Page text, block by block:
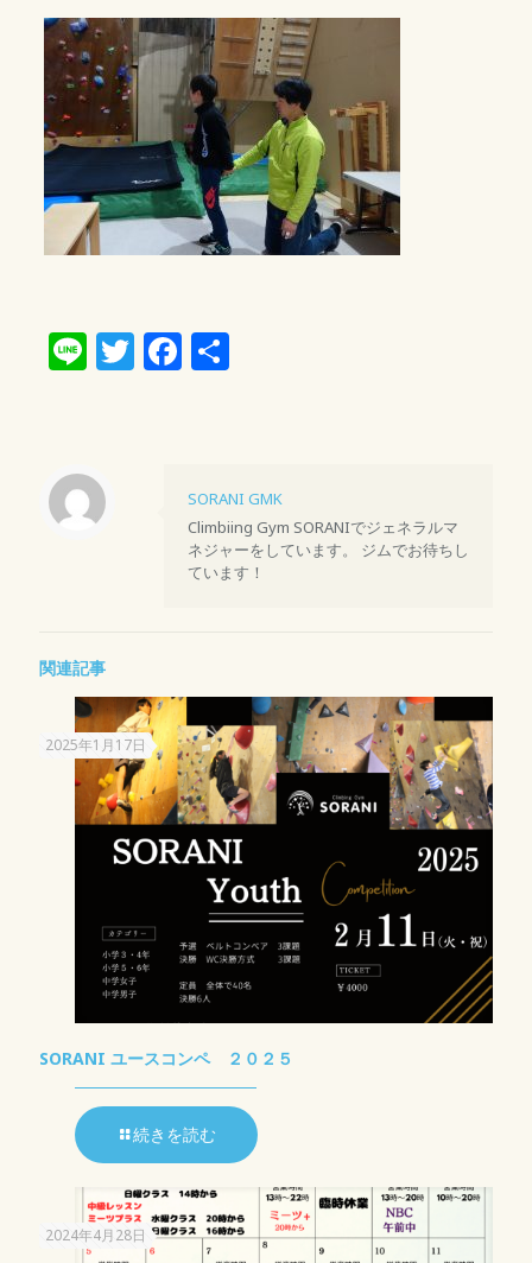
LineTwitter
Facebook
共
SORANI GMK
Climbiing Gym SORANIでジェネラルマ
ネジャーをしています。 ジムでお待ちし
ています！
関連記事
2025年1月17日
SORANI ユースコンペ ２０２５
続きを読む
2024年4月28日